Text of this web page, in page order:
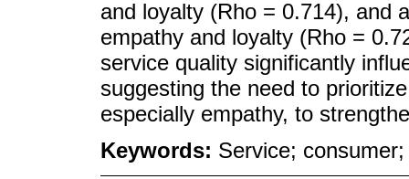
and loyalty (Rho = 0.714), and
empathy and loyalty (Rho =
service quality significantly
suggesting the need to
especially empathy, to
Keywords: Service;